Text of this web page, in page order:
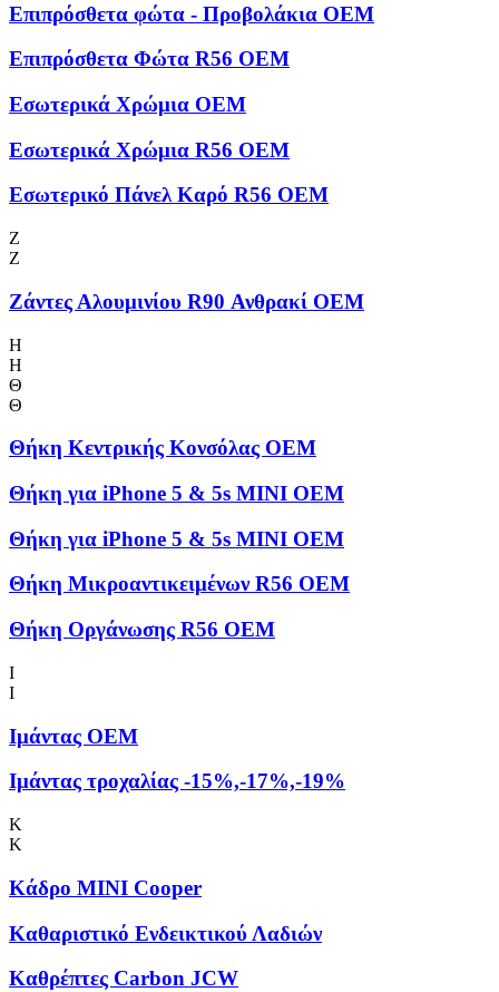
Επιπρόσθετα φώτα - Προβολάκια OEM
Επιπρόσθετα Φώτα R56 OEM
Εσωτερικά Χρώμια OEM
Εσωτερικά Χρώμια R56 OEM
Εσωτερικό Πάνελ Καρό R56 OEM
Ζ
Ζ
Ζάντες Αλουμινίου R90 Ανθρακί OEM
Η
Η
Θ
Θ
Θήκη Kεντρικής Kονσόλας OEM
Θήκη για iPhone 5 & 5s MINI OEM
Θήκη για iPhone 5 & 5s MINI OEM
Θήκη Μικροαντικειμένων R56 OEM
Θήκη Οργάνωσης R56 OEM
Ι
Ι
Ιμάντας OEM
Ιμάντας τροχαλίας -15%,-17%,-19%
Κ
Κ
Κάδρο MINI Cooper
Καθαριστικό Ενδεικτικού Λαδιών
Καθρέπτες Carbon JCW